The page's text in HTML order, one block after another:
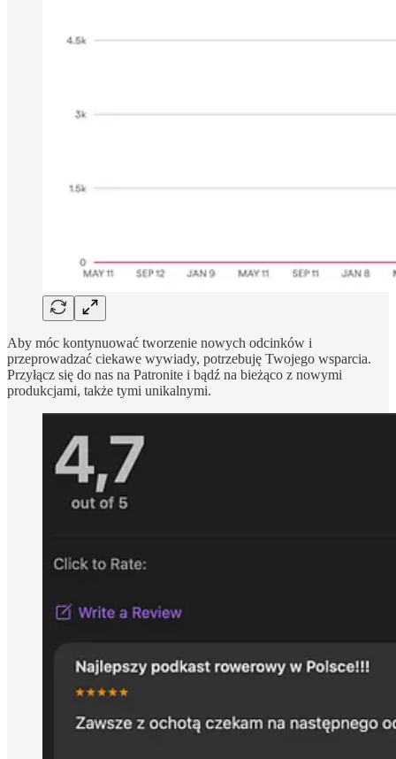
Aby móc kontynuować tworzenie nowych odcinków i
przeprowadzać ciekawe wywiady, potrzebuję Twojego wsparcia.
Przyłącz się do nas na Patronite i bądź na bieżąco z nowymi
produkcjami, także tymi unikalnymi.